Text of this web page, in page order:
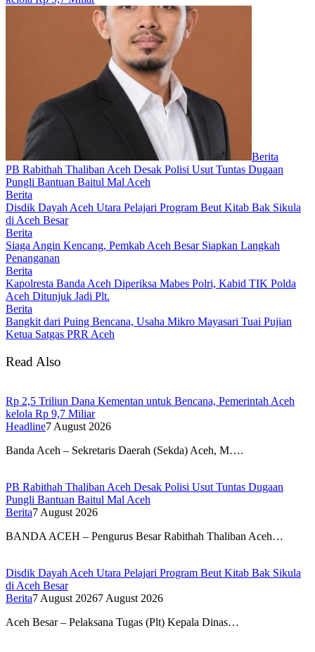
Berita
PB Rabithah Thaliban Aceh Desak Polisi Usut Tuntas Dugaan
Pungli Bantuan Baitul Mal Aceh
Berita
Disdik Dayah Aceh Utara Pelajari Program Beut Kitab Bak Sikula
di Aceh Besar
Berita
Siaga Angin Kencang, Pemkab Aceh Besar Siapkan Langkah
Penanganan
Berita
Kapolresta Banda Aceh Diperiksa Mabes Polri, Kabid TIK Polda
Aceh Ditunjuk Jadi Plt.
Berita
Bangkit dari Puing Bencana, Usaha Mikro Mayasari Tuai Pujian
Ketua Satgas PRR Aceh
Read Also
Rp 2,5 Triliun Dana Kementan untuk Bencana, Pemerintah Aceh
kelola Rp 9,7 Miliar
Headline7 August 2026
Banda Aceh – Sekretaris Daerah (Sekda) Aceh, M….
PB Rabithah Thaliban Aceh Desak Polisi Usut Tuntas Dugaan
Pungli Bantuan Baitul Mal Aceh
Berita7 August 2026
BANDA ACEH – Pengurus Besar Rabithah Thaliban Aceh…
Disdik Dayah Aceh Utara Pelajari Program Beut Kitab Bak Sikula
di Aceh Besar
Berita7 August 20267 August 2026
Aceh Besar – Pelaksana Tugas (Plt) Kepala Dinas…